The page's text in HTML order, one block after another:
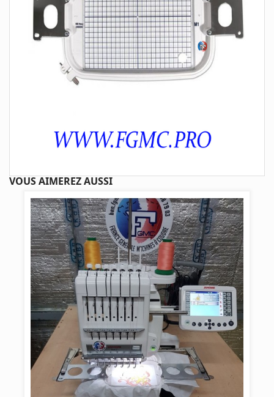
VOUS AIMEREZ AUSSI